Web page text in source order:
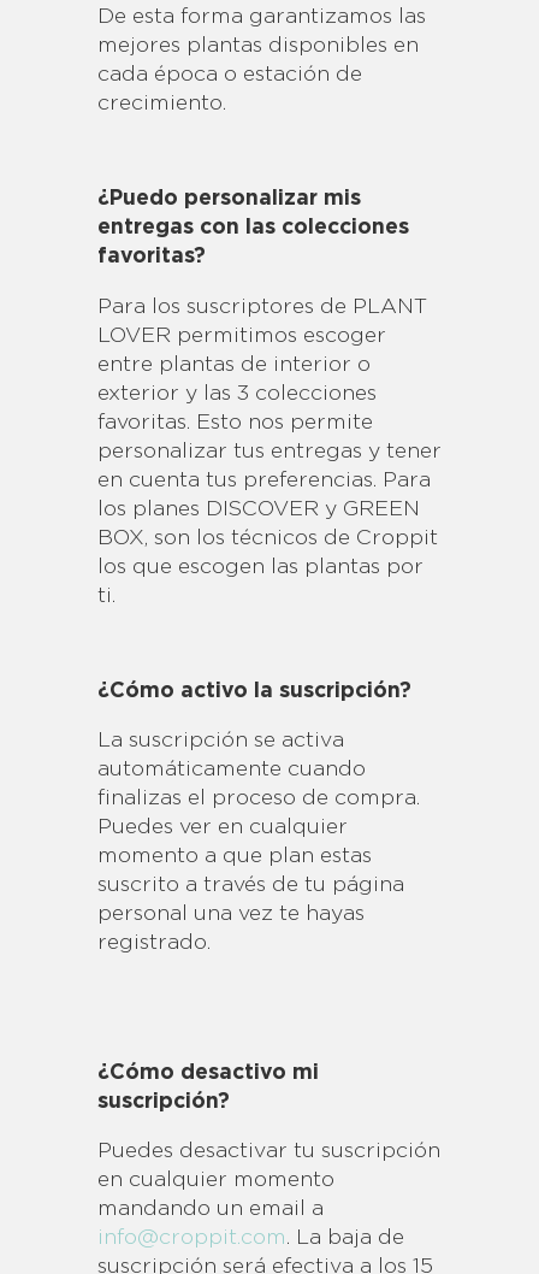
De esta forma garantizamos las
mejores plantas disponibles en
cada época o estación de
crecimiento.
¿Puedo personalizar mis
entregas con las colecciones
favoritas?
Para los suscriptores de PLANT
LOVER permitimos escoger
entre plantas de interior o
exterior y las 3 colecciones
favoritas. Esto nos permite
personalizar tus entregas y tener
en cuenta tus preferencias. Para
los planes DISCOVER y GREEN
BOX, son los técnicos de Croppit
los que escogen las plantas por
ti.
¿Cómo activo la suscripción?
La suscripción se activa
automáticamente cuando
finalizas el proceso de compra.
Puedes ver en cualquier
momento a que plan estas
suscrito a través de tu página
personal una vez te hayas
registrado.
¿Cómo desactivo mi
suscripción?
Puedes desactivar tu suscripción
en cualquier momento
mandando un email a
info@croppit.com. La baja de
suscripción será efectiva a los 15